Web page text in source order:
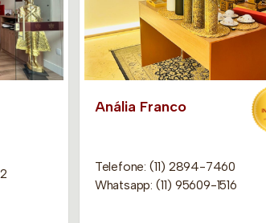
Anália Franco
Telefone: (11) 2894-7460
Whatsapp: (11) 95609-1516